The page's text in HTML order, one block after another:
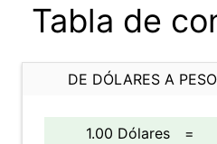
Tabla de
DE DÓLARES A
1.00 Dólares =